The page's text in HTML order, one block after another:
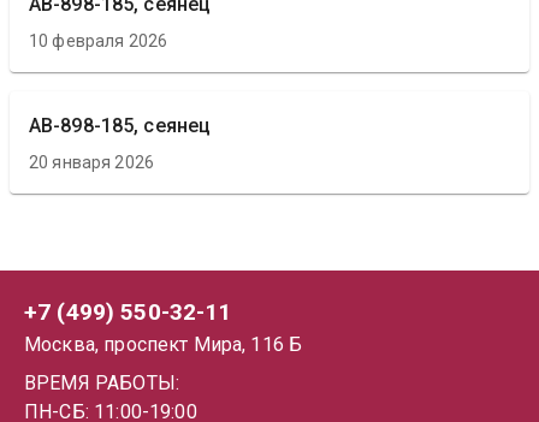
АВ-898-185, сеянец
10 февраля 2026
АВ-898-185, сеянец
20 января 2026
+7 (499) 550-32-11
Москва, проспект Мира, 116 Б
ВРЕМЯ РАБОТЫ:
ПН-СБ: 11:00-19:00